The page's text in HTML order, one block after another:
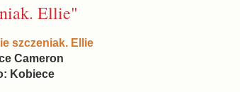
Ellie"
szczeniak. Ellie
Cameron
Kobiece